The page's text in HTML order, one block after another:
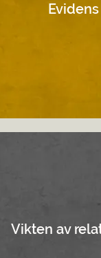
Evidens
Vikten av